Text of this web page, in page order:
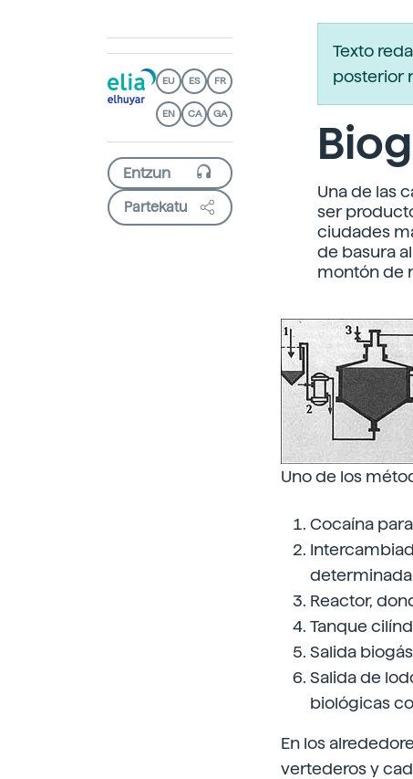
EU ES FR
EN CA GA
Partekatu
Texto
posterior
Una de las
ser
ciudades
de basura
montón de
Uno de los
Cocaína
Reactor,
Tanque
Salida
Salida de
biológicas
En los
vertederos y